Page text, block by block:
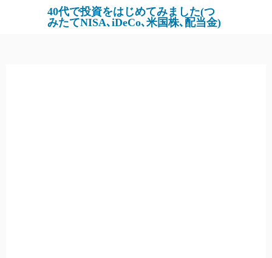
40代で投資をはじめてみました(つ
みたてNISA､iDeCo､米国株､配当金)